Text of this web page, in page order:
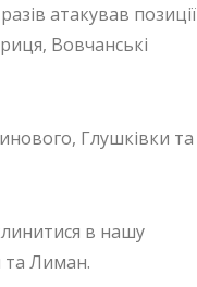
атакував позиції
Вовчанські
Глушківки та
в нашу
та Лиман.